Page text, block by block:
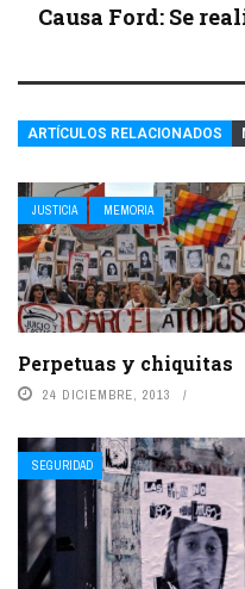
Causa Ford: Se
ARTÍCULOS RELACIONADOS
JUSTICIA MEMORIA
Perpetuas y chiquitas
24 DICIEMBRE, 2013
SEGURIDAD